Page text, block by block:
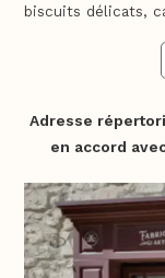
biscuits délicats,
Adresse
en accord